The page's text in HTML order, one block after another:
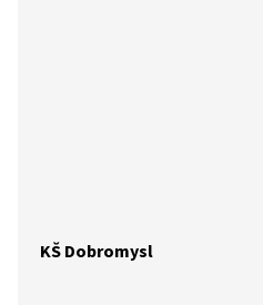
KŠ Dobromysl